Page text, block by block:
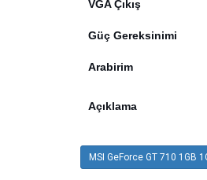
VGA Çıkış
Güç Gereksinimi
Arabirim
Açıklama
MSI GeForce GT 710 1GB